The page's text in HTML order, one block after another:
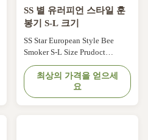
SS 별 유러피언 스타일 훈
봉기 S-L 크기
SS Star European Style Bee
Smoker S-L Size Prudoct
description: ITEM NO. Products
name Reference photo
Specification: 04XF-04 SS Star
European style bee smoker S
최상의 가격을 얻으세
요